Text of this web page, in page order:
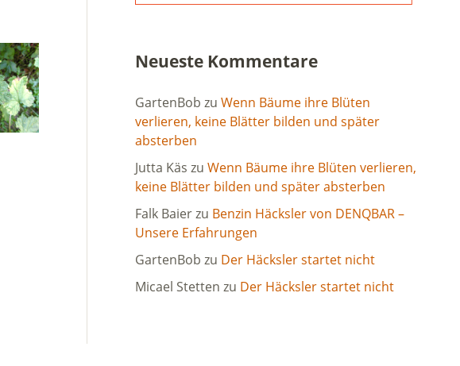
Neueste Kommentare
GartenBob zu Wenn Bäume ihre Blüten
verlieren, keine Blätter bilden und später
absterben
Jutta Käs zu Wenn Bäume ihre Blüten verlieren,
keine Blätter bilden und später absterben
Falk Baierzu Benzin Häcksler von DENQBAR –
Unsere Erfahrungen
GartenBob zu Der Häcksler startet nicht
Micael Stetten zu Der Häcksler startet nicht